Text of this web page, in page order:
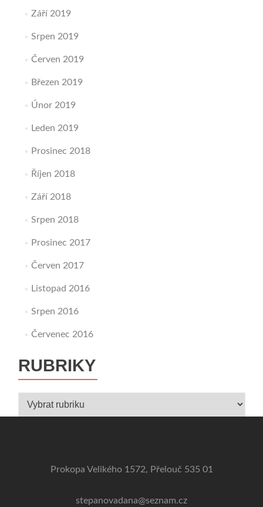
Září 2019
Srpen 2019
Červen 2019
Březen 2019
Únor 2019
Leden 2019
Prosinec 2018
Říjen 2018
Září 2018
Srpen 2018
Prosinec 2017
Červen 2017
Listopad 2016
Srpen 2016
Červenec 2016
RUBRIKY
Rubriky
Prokopa Velikého 1572, Přelouč 535 01
stepanovadana@seznam.cz